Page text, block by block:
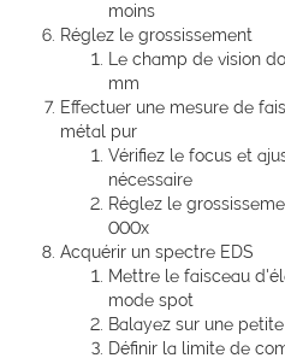
moins
Réglez le grossissement
Le champ de vision
mm
Effectuer une mesure de
métal pur
Vérifiez le focus et
nécessaire
Réglez le
000x
Acquérir un spectre EDS
Mettre le faisceau
mode spot
Balayez sur une
Définir la limite de